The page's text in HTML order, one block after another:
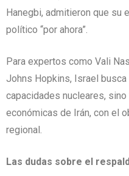
Hanegbi, admitieron que su
político “por ahora”.
Para expertos como Vali
Johns Hopkins, Israel
capacidades nucleares,
económicas de Irán, con el
regional.
Las dudas sobre el